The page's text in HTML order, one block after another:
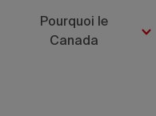
Pourquoi le
Canada